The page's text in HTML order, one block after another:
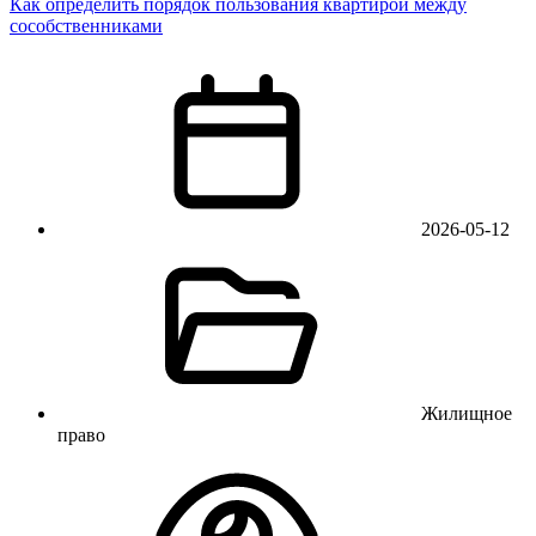
Как определить порядок пользования квартирой между
сособственниками
2026-05-12
Жилищное
право